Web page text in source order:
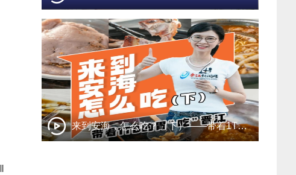
来到安海，怎么吃？（下）——带着1TB的胃“吃”晋江